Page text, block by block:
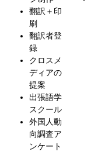
翻訳＋印
刷
翻訳者登
録
クロスメ
ディアの
提案
出張語学
スクール
外国人動
向調査ア
ンケート